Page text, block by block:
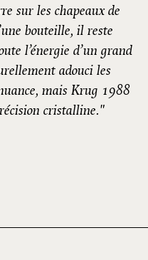
sur les chapeaux de
bouteille, il reste
l’énergie d’un grand
adouci les
mais Krug 1988
cristalline."